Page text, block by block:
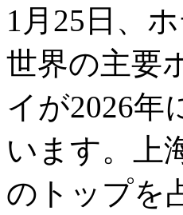
1月25日、
世界の主要
イが2026年
います。上
のトップを